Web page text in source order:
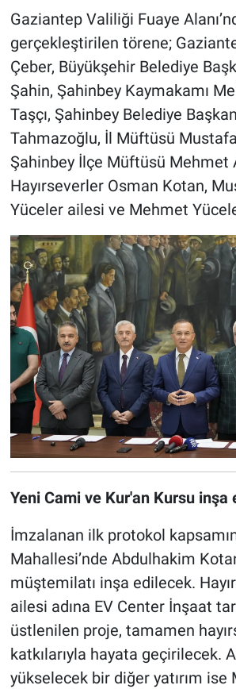
Gaziantep Valiliği Fuaye
gerçekleştirilen törene;
Çeber, Büyükşehir Belediye
Şahin, Şahinbey Kaymakamı
Taşçı, Şahinbey Belediye
Tahmazoğlu, İl Müftüsü
Şahinbey İlçe Müftüsü Mehmet
Hayırseverler Osman Kotan,
Yüceler ailesi ve Mehmet
Yeni Cami ve Kur'an Kursu inşa
İmzalanan ilk protokol
Mahallesi’nde Abdulhakim
müştemilatı inşa edilecek.
ailesi adına EV Center İnşaat
üstlenilen proje, tamamen
katkılarıyla hayata geçirilecek.
yükselecek bir diğer yatırım ise